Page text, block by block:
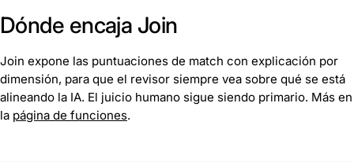
Dónde encaja Join
Join expone las puntuaciones de match con explicación por
dimensión, para que el revisor siempre vea sobre qué se está
alineando la IA. El juicio humano sigue siendo primario. Más en
la página de funciones.